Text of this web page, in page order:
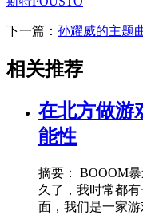
下一篇： 孙耀威的主题
相关推荐
在北方做游
能性
摘要： BOOOM
久了，我时常都
面，我们是一家